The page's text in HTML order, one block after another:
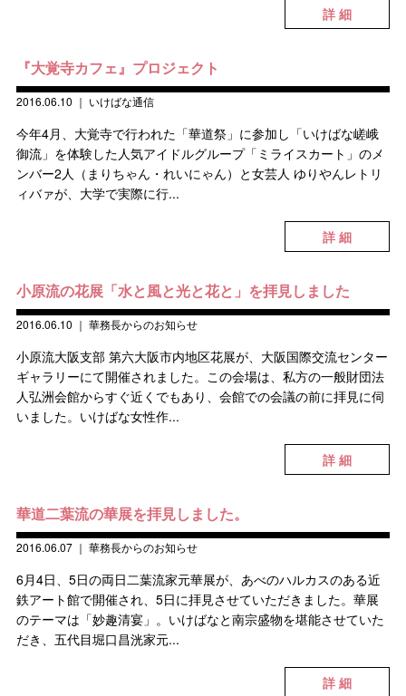
詳 細
『大覚寺カフェ』プロジェクト
2016.06.10 ｜ いけばな通信
今年4月、大覚寺で行われた「華道祭」に参加し「いけばな嵯峨
御流」を体験した人気アイドルグループ「ミライスカート」のメ
ンバー2人（まりちゃん・れいにゃん）と女芸人 ゆりやんレトリ
ィバァが、大学で実際に行...
詳 細
小原流の花展「水と風と光と花と」を拝見しました
2016.06.10 ｜ 華務長からのお知らせ
小原流大阪支部 第六大阪市内地区花展が、大阪国際交流センター
ギャラリーにて開催されました。この会場は、私方の一般財団法
人弘洲会館からすぐ近くでもあり、会館での会議の前に拝見に伺
いました。いけばな女性作...
詳 細
華道二葉流の華展を拝見しました。
2016.06.07｜ 華務長からのお知らせ
6月4日、5日の両日二葉流家元華展が、あべのハルカスのある近
鉄アート館で開催され、5日に拝見させていただきました。華展
のテーマは「妙趣清宴」。いけばなと南宗盛物を堪能させていた
だき、五代目堀口昌洸家元...
詳 細